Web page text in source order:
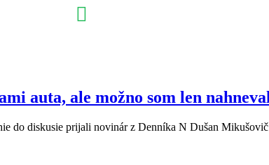
auta, ale možno som len
do diskusie prijali novinár z Denníka N Dušan